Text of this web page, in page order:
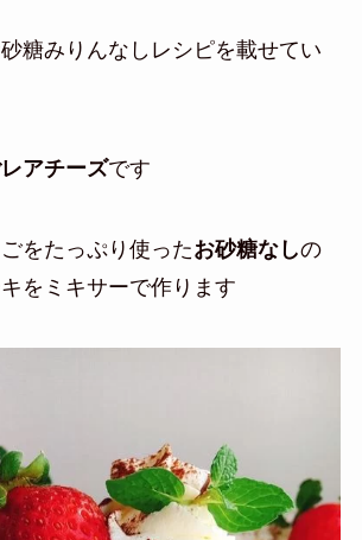
糖みりんなしレシピを載せてい
アチーズです
をたっぷり使ったお砂糖なしの
をミキサーで作ります